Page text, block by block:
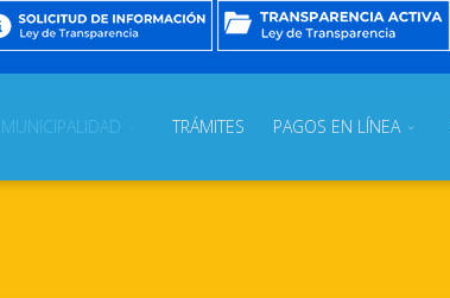
MUNICIPALIDAD TRÁMITES PAGOS EN LÍNEA